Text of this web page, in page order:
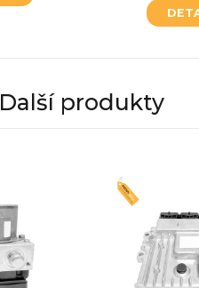
Další produkty